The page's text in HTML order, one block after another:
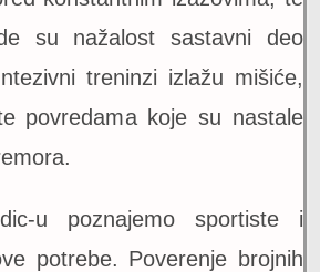
su nažalost sastavni deo
treninzi izlažu mišiće,
povredama koje su nastale
u poznajemo sportiste i
potrebe. Poverenje brojnih